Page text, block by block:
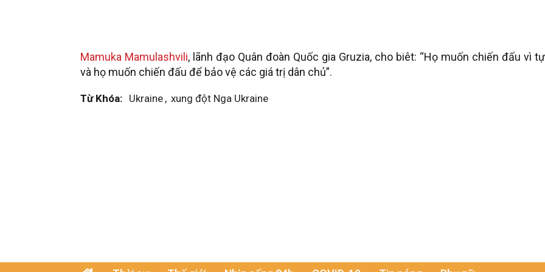
Mamuka Mamulashvili, lãnh đạo Quân đoàn Quốc gia Gruzia, cho biêt: “Họ muốn chiến đấu vì
và họ muốn chiến đấu để bảo vệ các giá trị dân chủ”.
Từ Khóa: Ukraine , xung đột Nga Ukraine